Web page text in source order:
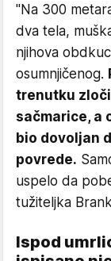
"Na 300
dva tela,
njihova
osumnjičenog.
trenutku
sačmarice, a
bio dovoljan
povrede.
uspelo da
tužiteljka
Ispod